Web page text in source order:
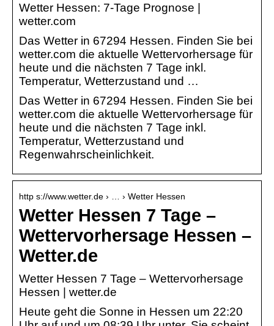
Wetter Hessen: 7-Tage Prognose |
wetter.com
Das Wetter in 67294 Hessen. Finden Sie bei
wetter.com die aktuelle Wettervorhersage für
heute und die nächsten 7 Tage inkl.
Temperatur, Wetterzustand und …
Das Wetter in 67294 Hessen. Finden Sie bei
wetter.com die aktuelle Wettervorhersage für
heute und die nächsten 7 Tage inkl.
Temperatur, Wetterzustand und
Regenwahrscheinlichkeit.
http s://www.wetter.de › … › Wetter Hessen
Wetter Hessen 7 Tage –
Wettervorhersage Hessen –
Wetter.de
Wetter Hessen 7 Tage – Wettervorhersage
Hessen | wetter.de
Heute geht die Sonne in Hessen um 22:20